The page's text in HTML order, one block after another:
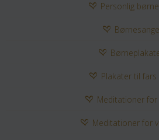
Personlig
Børnesange
Plakater til fars
Meditationer
Meditationer for